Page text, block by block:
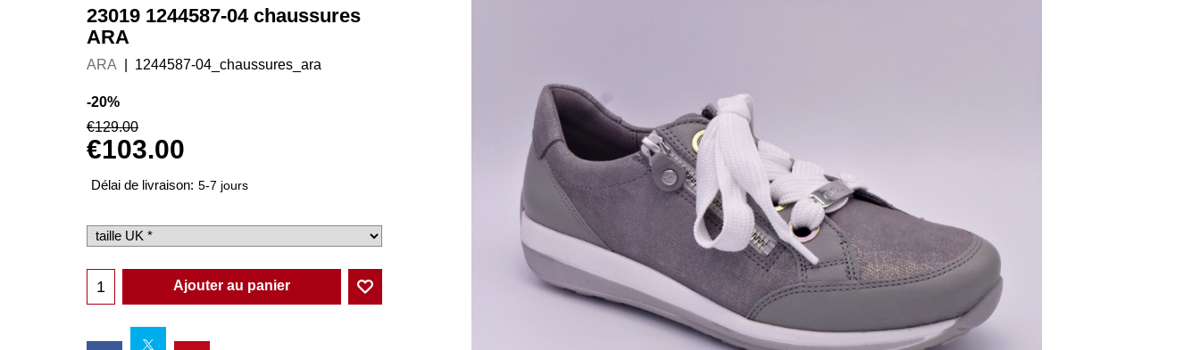
23019 1244587-04 chaussures
ARA
ARA 1244587-04_chaussures_ara
-20%
€129.00
€103.00
Délai de livraison: 5-7 jours
Ajouter au panier